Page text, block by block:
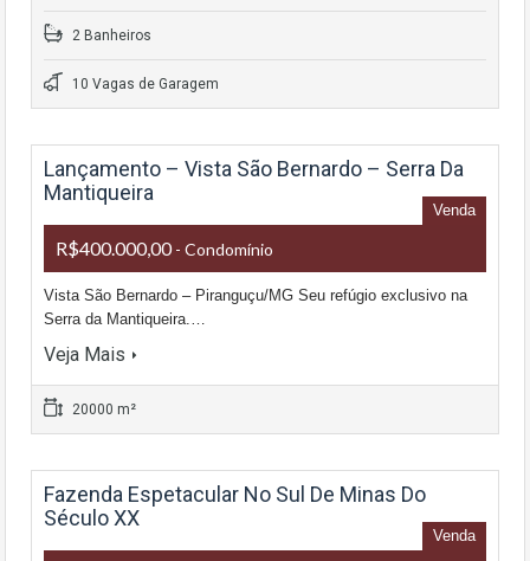
2 Banheiros
10 Vagas de Garagem
Lançamento – Vista São Bernardo – Serra Da
Mantiqueira
Venda
R$400.000,00- Condomínio
Vista São Bernardo – Piranguçu/MG Seu refúgio exclusivo na
Serra da Mantiqueira.…
Veja Mais
20000 m²
Fazenda Espetacular No Sul De Minas Do
Século XX
Venda